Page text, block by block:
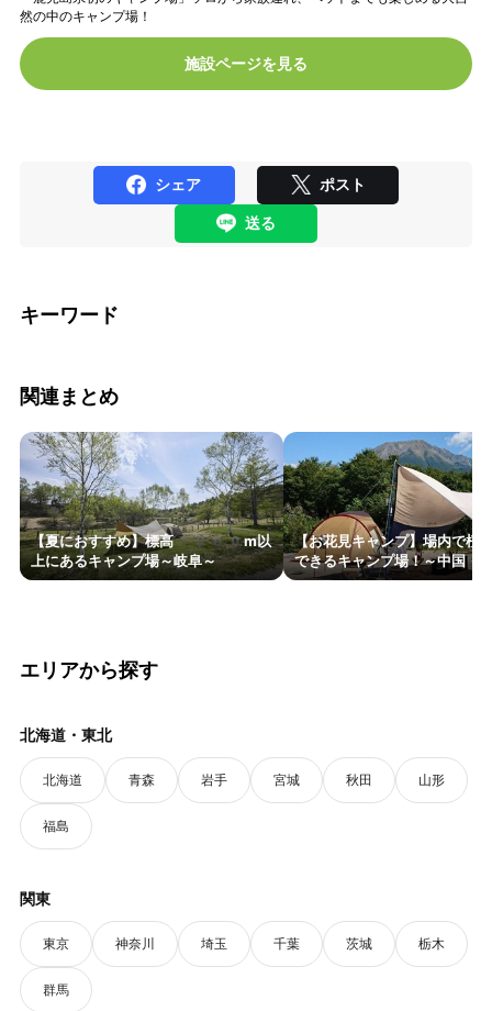
然の中のキャンプ場！
施設ページを見る
シェア ポスト
送る
キーワード
関連まとめ
【夏におすすめ】標高1000m以
上にあるキャンプ場～岐阜～
【お花見キャンプ】場内で桜
できるキャンプ場！～中国・
エリアから探す
北海道・東北
北海道 青森 岩手 宮城 秋田 山形
福島
関東
東京 神奈川 埼玉 千葉 茨城 栃木
群馬